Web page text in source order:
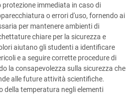
immediata in caso di
o errori d'uso, fornendo ai
per mantenere ambienti di
chiare per la sicurezza e
aiutano gli studenti a identificare
e a seguire corrette procedure di
la consapevolezza sulla sicurezza che
alle future attività scientifiche.
della temperatura negli elementi